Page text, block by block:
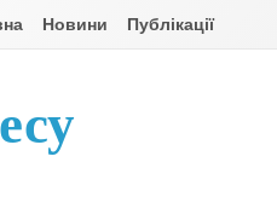
Новини Публікації